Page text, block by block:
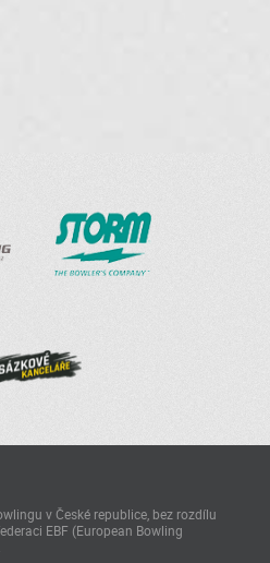
v České republice, bez rozdílu
EBF (European Bowling